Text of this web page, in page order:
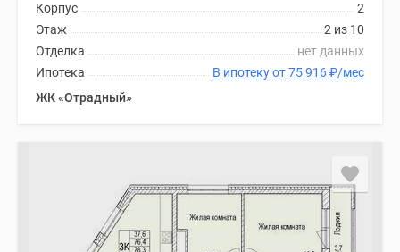
2
Корпус
2 из 10
Этаж
нет данных
Отделка
В ипотеку от 75 916₽/мес
Ипотека
ЖК «Отрадный»